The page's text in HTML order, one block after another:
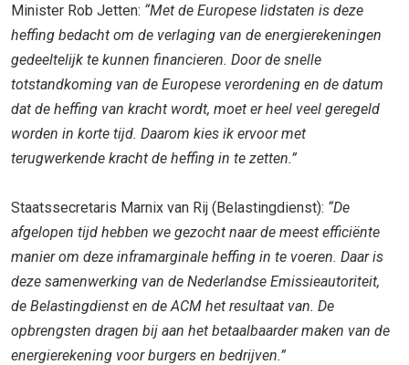
Minister Rob Jetten: “Met de Europese lidstaten is deze
heffing bedacht om de verlaging van de energierekeningen
gedeeltelijk te kunnen financieren. Door de snelle
totstandkoming van de Europese verordening en de datum
dat de heffing van kracht wordt, moet er heel veel geregeld
worden in korte tijd. Daarom kies ik ervoor met
terugwerkende kracht de heffing in te zetten.”
Staatssecretaris Marnix van Rij (Belastingdienst): “De
afgelopen tijd hebben we gezocht naar de meest efficiënte
manier om deze inframarginale heffing in te voeren. Daar is
deze samenwerking van de Nederlandse Emissieautoriteit,
de Belastingdienst en de ACM het resultaat van. De
opbrengsten dragen bij aan het betaalbaarder maken van de
energierekening voor burgers en bedrijven.”